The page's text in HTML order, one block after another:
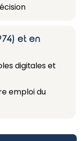
et en
digitales et
emploi du